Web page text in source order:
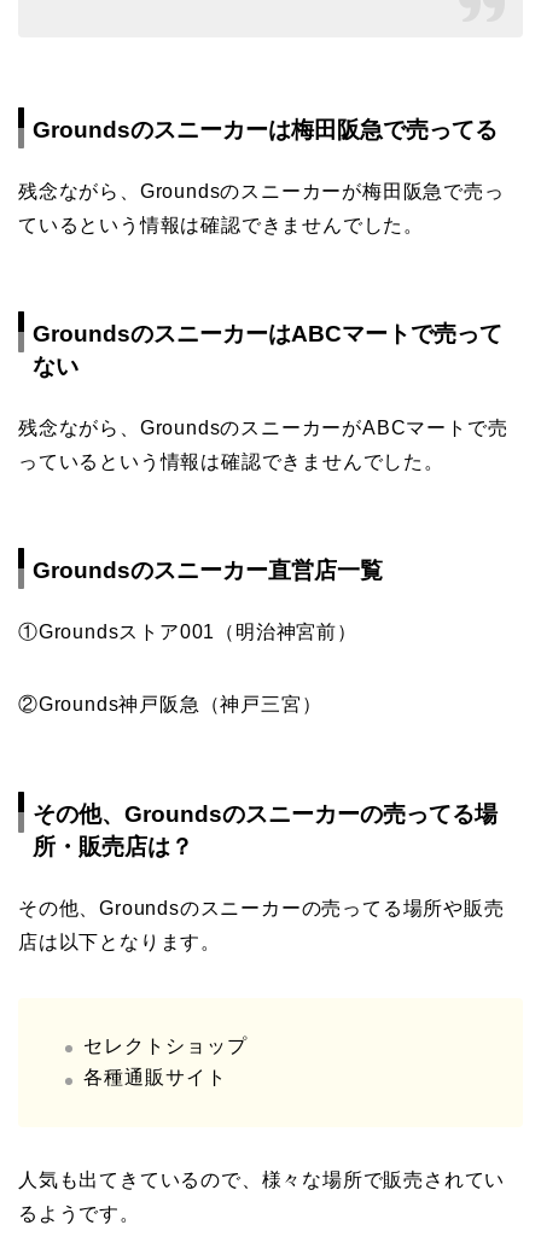
Groundsのスニーカーは梅田阪急で売ってる
残念ながら、Groundsのスニーカーが梅田阪急で売っ
ているという情報は確認できませんでした。
GroundsのスニーカーはABCマートで売って
ない
残念ながら、GroundsのスニーカーがABCマートで売
っているという情報は確認できませんでした。
Groundsのスニーカー直営店一覧
①Groundsストア001（明治神宮前）
②Grounds神戸阪急（神戸三宮）
その他、Groundsのスニーカーの売ってる場
所・販売店は？
その他、Groundsのスニーカーの売ってる場所や販売
店は以下となります。
セレクトショップ
各種通販サイト
人気も出てきているので、様々な場所で販売されてい
るようです。